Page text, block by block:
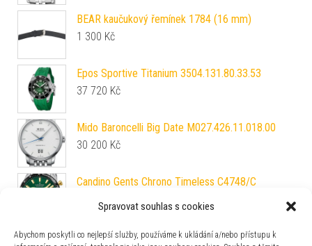
Spravovat souhlas s cookies
Abychom poskytli co nejlepší služby, používáme k ukládání a/nebo přístupu k
BEAR kaučukový řemínek 1784 (16 mm)
1 300 Kč
Epos Sportive Titanium 3504.131.80.33.53
37 720 Kč
Mido Baroncelli Big Date M027.426.11.018.00
30 200 Kč
Candino Gents Chrono Timeless C4748/C
Vulcain Cricket President 39 mm - Pale Salmon -